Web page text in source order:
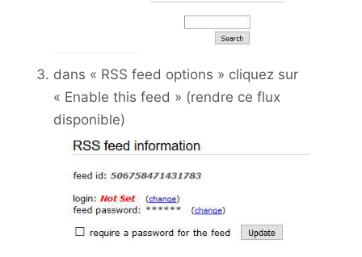
dans « RSS feed options » cliquez sur
« Enable this feed » (rendre ce flux
disponible)